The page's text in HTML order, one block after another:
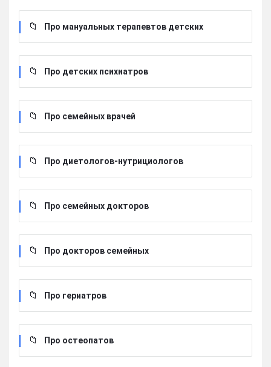
Про мануальных терапевтов детских
Про детских психиатров
Про семейных врачей
Про диетологов-нутрициологов
Про семейных докторов
Про докторов семейных
Про гериатров
Про остеопатов